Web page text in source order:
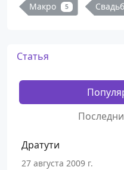
Макро 5
Статья
Дратути
27 августа 2009 г.